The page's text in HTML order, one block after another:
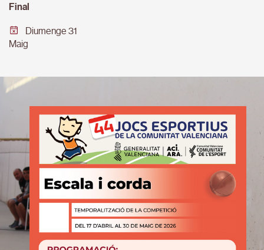
Final
Diumenge 31
Maig